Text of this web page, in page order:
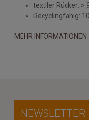
textiler Rücker: >
Recyclingfähig:
MEHR
NEWSLETTER